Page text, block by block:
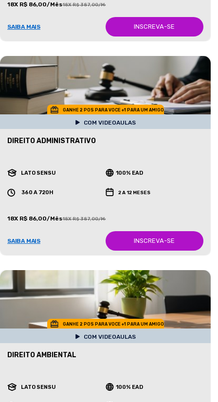
18X R$ 86,00/Mês18X R$ 387,00/Mês
SAIBA MAIS INSCREVA-SE
GANHE 2 POS PARA VOCE +1 PARA UM AMIGO
COM VIDEOAULAS
DIREITO ADMINISTRATIVO
LATO SENSU 100% EAD
360 A 720H 2 A 12 MESES
18X R$ 86,00/Mês18X R$ 387,00/Mês
SAIBA MAIS INSCREVA-SE
GANHE 2 POS PARA VOCE +1 PARA UM AMIGO
COM VIDEOAULAS
DIREITO AMBIENTAL
LATO SENSU 100% EAD